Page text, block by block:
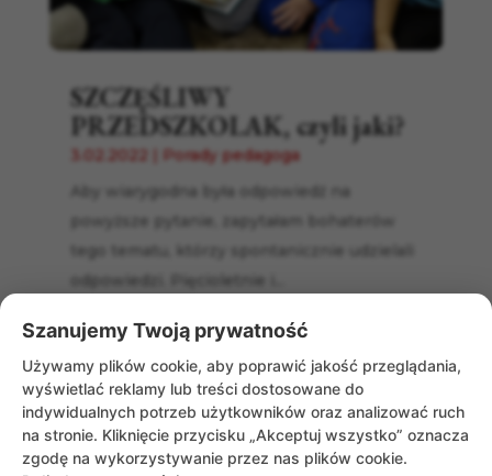
SZCZĘŚLIWY
PRZEDSZKOLAK, czyli jaki?
3.02.2022
Porady pedagoga
Aby wiarygodna była odpowiedź na
powyższe pytanie, zapytałam bohaterów
tego tematu, którzy spontanicznie udzielali
odpowiedzi. Pięcioletnie i...
Szanujemy Twoją prywatność
Używamy plików cookie, aby poprawić jakość przeglądania,
wyświetlać reklamy lub treści dostosowane do
indywidualnych potrzeb użytkowników oraz analizować ruch
na stronie. Kliknięcie przycisku „Akceptuj wszystko” oznacza
zgodę na wykorzystywanie przez nas plików cookie.